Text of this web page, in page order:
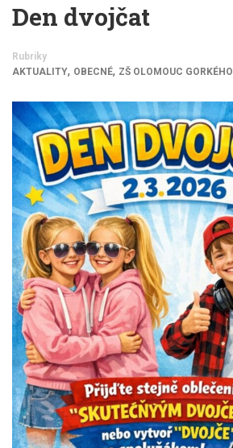
Den dvojčat
Rubriky
AKTUALITY, OBECNÉ, ZŠ OLOMOUC GORKÉHO